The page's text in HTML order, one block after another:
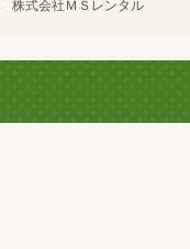
株式会社ＭＳレンタル